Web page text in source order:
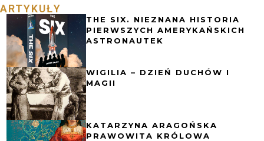
ARTYKUŁY
THE SIX. NIEZNANA HISTORIA
PIERWSZYCH AMERYKAŃSKICH
ASTRONAUTEK
WIGILIA – DZIEŃ DUCHÓW I
MAGII
KATARZYNA ARAGOŃSKA
PRAWOWITA KRÓLOWA